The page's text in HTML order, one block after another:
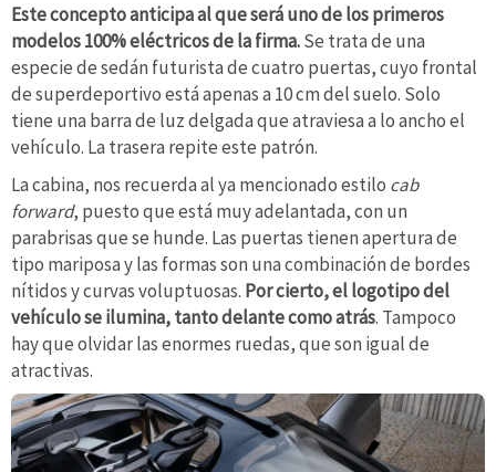
Este concepto anticipa al que será uno de los primeros
modelos 100% eléctricos de la firma.Se trata de una
especie de sedán futurista de cuatro puertas, cuyo frontal
de superdeportivo está apenas a 10 cm del suelo. Solo
tiene una barra de luz delgada que atraviesa a lo ancho el
vehículo. La trasera repite este patrón.
La cabina, nos recuerda al ya mencionado estilo cab
forward, puesto que está muy adelantada, con un
parabrisas que se hunde. Las puertas tienen apertura de
tipo mariposa y las formas son una combinación de bordes
nítidos y curvas voluptuosas. Por cierto, el logotipo del
vehículo se ilumina, tanto delante como atrás. Tampoco
hay que olvidar las enormes ruedas, que son igual de
atractivas.